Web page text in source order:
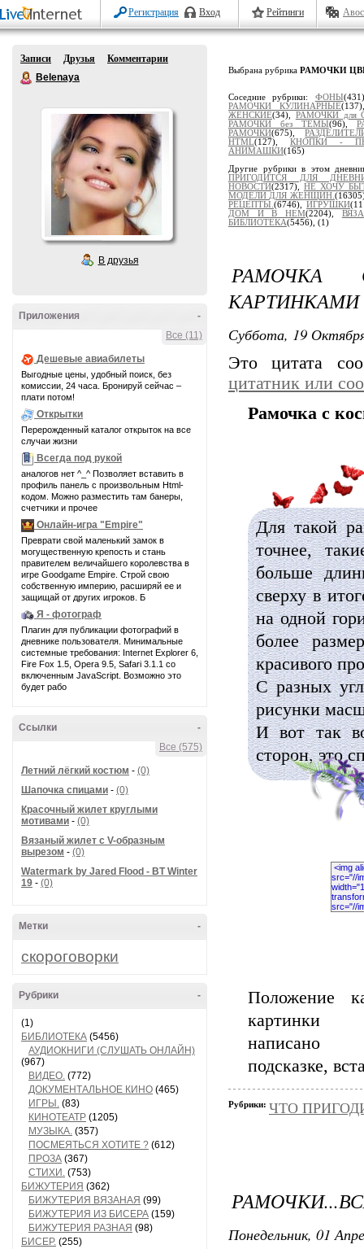
Регистрация Вход Рейтинги
Записи Друзья
Комментарии
Belenaya
В друзья
-
Приложения
Все (11)
Дешевые авиабилеты
Выгодные цены, удобный поиск, без
комиссии, 24 часа. Бронируй сейчас –
плати потом!
Открытки
Перерожденный каталог открыток на все
случаи жизни
Всегда под рукой
аналогов нет ^_^ Позволяет вставить в
профиль панель с произвольным Html-
кодом. Можно разместить там банеры,
счетчики и прочее
Онлайн-игра "Empire"
Преврати свой маленький замок в
могущественную крепость и стань
правителем величайшего королевства в
игре Goodgame Empire. Строй свою
собственную империю, расширяй ее и
защищай от других игроков. Б
Я - фотограф
Плагин для публикации фотографий в
дневнике пользователя. Минимальные
системные требования: Internet Explorer 6,
Fire Fox 1.5, Opera 9.5, Safari 3.1.1 со
включенным JavaScript. Возможно это
будет рабо
-
Ссылки
Все (575)
Летний лёгкий костюм - (0)
Шапочка спицами - (0)
Красочный жилет круглыми
мотивами - (0)
Вязаный жилет с V-образным
вырезом - (0)
Watermark by Jared Flood - BT Winter
19 - (0)
-
Метки
скороговорки
-
Рубрики
(1)
БИБЛИОТЕКА (5456)
АУДИОКНИГИ (СЛУШАТЬ ОНЛАЙН)
(967)
ВИДЕО. (772)
ДОКУМЕНТАЛЬНОЕ КИНО (465)
ИГРЫ. (83)
КИНОТЕАТР (1205)
МУЗЫКА. (357)
ПОСМЕЯТЬСЯ ХОТИТЕ ? (612)
ПРОЗА (367)
СТИХИ. (753)
БИЖУТЕРИЯ (362)
БИЖУТЕРИЯ ВЯЗАНАЯ (99)
БИЖУТЕРИЯ ИЗ БИСЕРА (159)
БИЖУТЕРИЯ РАЗНАЯ (98)
БИСЕР. (255)
Выбрана рубрика РАМОЧКИ
Соседние рубрики: ФОНЫ
РАМОЧКИ КУЛИНАРНЫЕ
ЖЕНСКИЕ(34), РАМОЧКИ для
РАМОЧКИ без ТЕМЫ(96),
РАМОЧКИ(675),
HTML(127), КНОПКИ -
АНИМАШКИ(165)
Другие рубрики в этом
ПРИГОДИТСЯ ДЛЯ
НОВОСТИ(2317), НЕ ХОЧУ
МОДЕЛИ ДЛЯ ЖЕНЩИН.
РЕЦЕПТЫ. (6746), ИГРУШКИ
ДОМ И В НЕМ(2204),
БИБЛИОТЕКА(5456), (1)
РАМОЧКА
КАРТИНКАМИ
Суббота, 19
Это цитата
цитатник или
Рамочка с
Для такой
точнее,
больше
сверху в
на одной
более
красивого
С разных
рисунки
И вот так
сторон, это
Положение
картинки
подсказке,
Рубрики: ЧТО
Понедельник, 01